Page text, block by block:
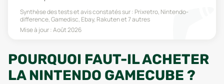
Synthèse des tests et avis constatés sur : Prixretro, Nintendo-
difference, Gamedisc, Ebay, Rakutenet 7 autres
Mise à jour :Août 2026
POURQUOI FAUT-IL ACHETER
LA NINTENDO GAMECUBE ?